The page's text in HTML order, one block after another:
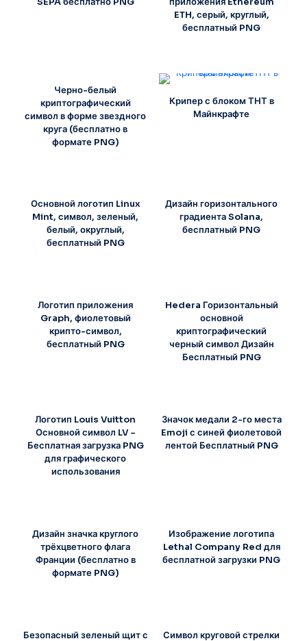
ETH, серый, круглый,
бесплатный PNG
Черно-белый
криптографический
символ в форме звездного
круга (бесплатно в
формате PNG)
Крипер с блоком ТНТ в
Майнкрафте
Основной логотип Linux
Mint, символ, зеленый,
белый, округлый,
бесплатный PNG
Дизайн горизонтального
градиента Solana,
бесплатный PNG
Логотип приложения
Graph, фиолетовый
крипто-символ,
бесплатный PNG
Hedera Горизонтальный
основной
криптографический
черный символ Дизайн
Бесплатный PNG
Логотип Louis Vuitton
Основной символ LV –
Бесплатная загрузка PNG
для графического
использования
Значок медали 2-го места
Emoji с синей фиолетовой
лентой Бесплатный PNG
Дизайн значка круглого
трёхцветного флага
Франции (бесплатно в
формате PNG)
Изображение логотипа
Lethal Company Red для
бесплатной загрузки PNG
Безопасный зеленый щит с
Символ круговой стрелки